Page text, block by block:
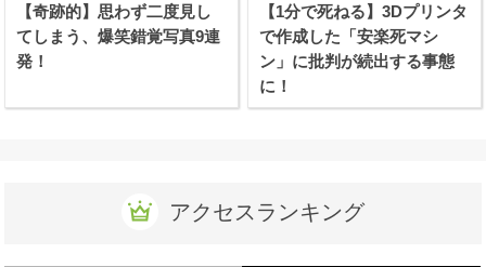
【奇跡的】思わず二度見し
てしまう、爆笑錯覚写真9連
発！
【1分で死ねる】3Dプリンタ
で作成した「安楽死マシ
ン」に批判が続出する事態
に！
アクセスランキング